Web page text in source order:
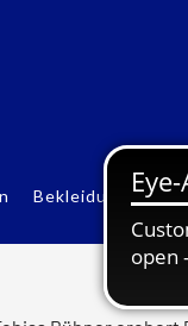
Bekleidung